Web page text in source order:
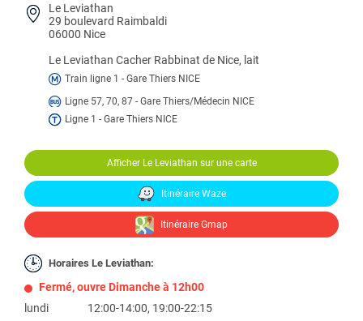
Le Leviathan
29 boulevard Raimbaldi
06000 Nice
Le Leviathan Cacher Rabbinat de Nice, lait
Train ligne 1 - Gare Thiers NICE
Ligne 57, 70, 87 - Gare Thiers/Médecin NICE
Ligne 1 - Gare Thiers NICE
Afficher Le Leviathan sur une carte
Itinéraire Waze
Itinéraire Gmap
Horaires Le Leviathan:
Fermé, ouvre Dimanche à 12h00
lundi
12:00-14:00, 19:00-22:15